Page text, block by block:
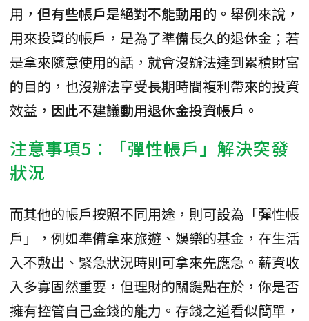
用， 但有些帳戶是絕對不能動用的。 舉例來說，
用來投資的帳戶，是為了準備長久的退休金；若
是拿來隨意使用的話，就會沒辦法達到累積財富
的目的，也沒辦法享受長期時間複利帶來的投資
效益， 因此不建議動用退休金投資帳戶。
注意事項5：「彈性帳戶」解決突發
狀況
而其他的帳戶按照不同用途，則可設為「彈性帳
戶」，例如準備拿來旅遊、娛樂的基金，在生活
入不敷出、緊急狀況時則可拿來先應急。薪資收
入多寡固然重要，但理財的關鍵點在於，你是否
擁有控管自己金錢的能力。存錢之道看似簡單，